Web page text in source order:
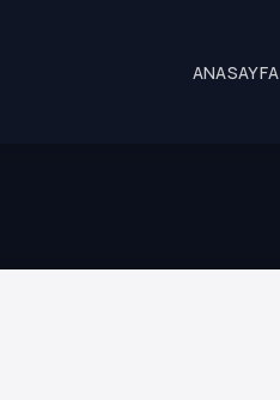
ANASAYFA